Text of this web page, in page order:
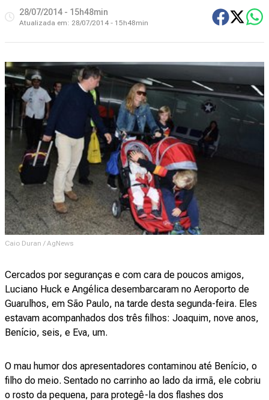
28/07/2014 - 15h48min
Atualizada em: 28/07/2014 - 15h48min
Caio Duran / AgNews
Cercados por seguranças e com cara de poucos amigos,
Luciano Huck e Angélica desembarcaram no Aeroporto de
Guarulhos, em São Paulo, na tarde desta segunda-feira. Eles
estavam acompanhados dos três filhos: Joaquim, nove anos,
Benício, seis, e Eva, um.
O mau humor dos apresentadores contaminou até Benício, o
filho do meio. Sentado no carrinho ao lado da irmã, ele cobriu
o rosto da pequena, para protegê-la dos flashes dos